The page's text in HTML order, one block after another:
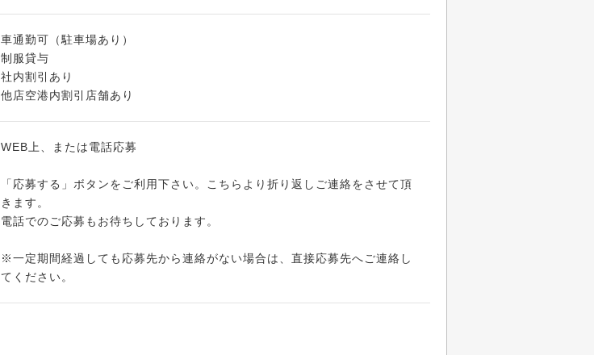
車通勤可（駐車場あり）
制服貸与
社内割引あり
他店空港内割引店舗あり
WEB上、または電話応募
「応募する」ボタンをご利用下さい。こちらより折り返しご連絡をさせて頂
きます。
電話でのご応募もお待ちしております。
※一定期間経過しても応募先から連絡がない場合は、直接応募先へご連絡し
てください。